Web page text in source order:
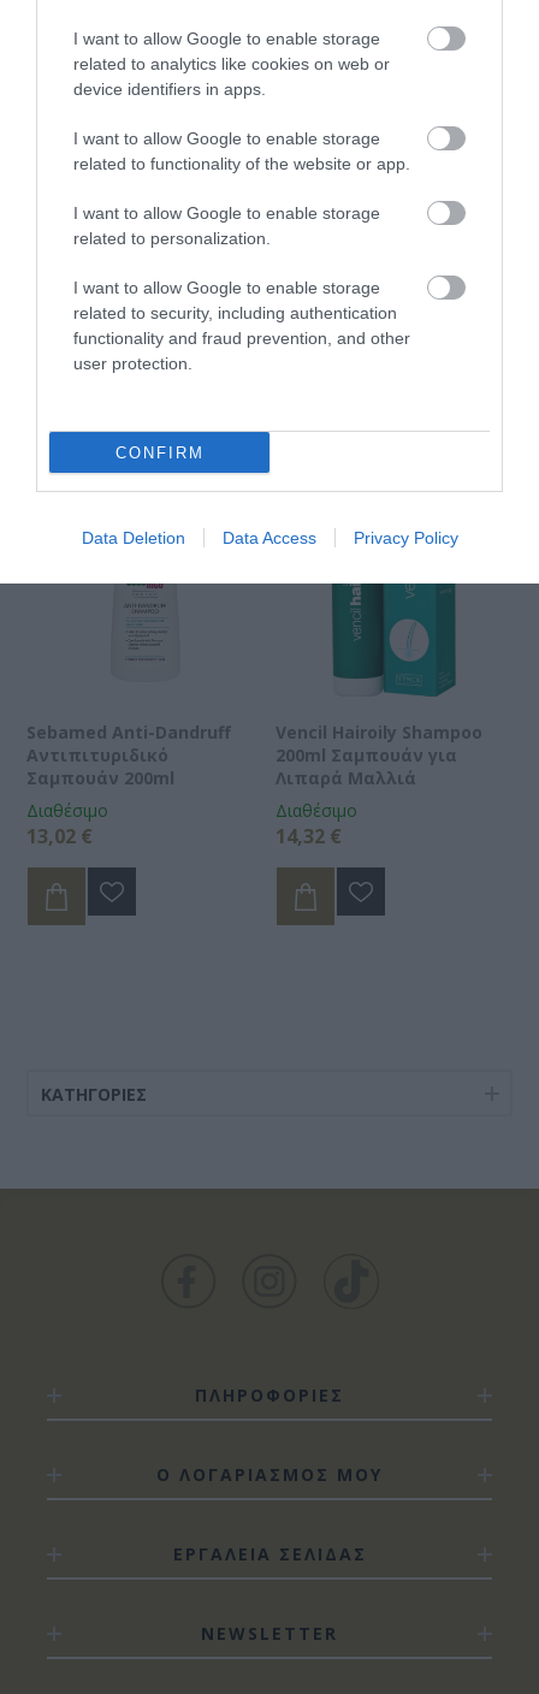
I want to allow Google to enable storage
related to analytics like cookies on web or
device identifiers in apps.
I want to allow Google to enable storage
related to functionality of the website or app.
I want to allow Google to enable storage
related to personalization.
I want to allow Google to enable storage
related to security, including authentication
functionality and fraud prevention, and other
user protection.
CONFIRM
Data Deletion Data Access Privacy Policy
Λιπαρά Μαλλιά 400ml
14,50 €
Λιπαρά Μαλλιά 200ml
9,19 €
Sebamed Anti-Dandruff
Αντιπιτυριδικό
Σαμπουάν 200ml
Διαθέσιμο
13,02 €
Vencil Hairoily Shampoo
200ml Σαμπουάν για
Λιπαρά Μαλλιά
Διαθέσιμο
14,32 €
ΚΑΤΗΓΟΡΊΕΣ
ΠΛΗΡΟΦΟΡΙΕΣ
Ο ΛΟΓΑΡΙΑΣΜΟΣ ΜΟΥ
ΕΡΓΑΛΕΙΑ ΣΕΛΙΔΑΣ
NEWSLETTER